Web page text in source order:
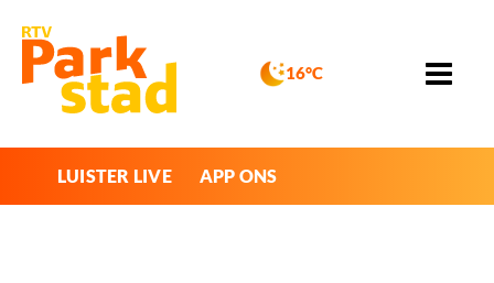
16°C
LUISTER LIVE APP ONS